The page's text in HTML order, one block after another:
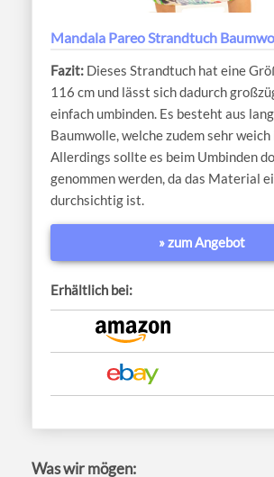
Mandala Pareo Strandtuch
Dieses Strandtuch hat eine
116 cm und lässt sich dadurch
einfach umbinden. Es besteht aus
Baumwolle, welche zudem sehr weich
Allerdings sollte es beim Umbinden
genommen werden, da das Material
durchsichtig ist.
» zum Angebot
Erhältlich bei:
Was wir mögen: